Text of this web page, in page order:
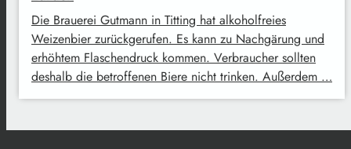
Die Brauerei Gutmann in Titting hat alkoholfreies
Weizenbier zurückgerufen. Es kann zu Nachgärung und
erhöhtem Flaschendruck kommen. Verbraucher sollten
deshalb die betroffenen Biere nicht trinken. Außerdem …